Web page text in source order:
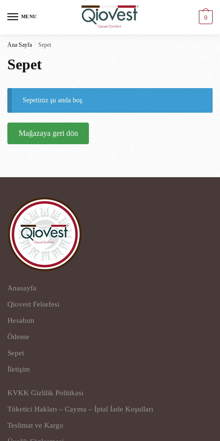
MENU 0
Ana Sayfa / Sepet
Sepet
Sepetiniz şu anda boş.
Mağazaya geri dön
Anasayfa
Qiovest Felsefesi
Hesabım
Ödeme
Sepet
İletişim
KVKK Gizlilik Politikası
Tüketici Hakları – Cayma – İptal İade Koşulları
Teslimat ve Kargo